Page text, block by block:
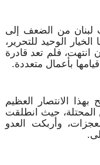
لبنان من الضعف إلى
الوحيد للتحرير،
انتهت، فلم تعد قادرة
بأعمال متعددة.
الانتصار العظيم
المحتلة، حيث انطلقت
وأربكت العدو